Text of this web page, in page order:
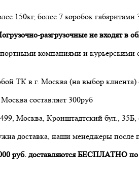
150кг, более 7 коробок
разгрузочные не входят в
компаниями и
ТК в г. Москва (на выбор клиента)
составляет 300руб
Москва, Кронштадтский бул.,
доставка, наши менеджеры после
руб. доставляются БЕСПЛАТНО